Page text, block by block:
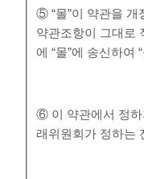
⑤ “몰”이 약관을 개
약관조항이 그대로
에 “몰”에 송신하여
⑥ 이 약관에서 정하
래위원회가 정하는